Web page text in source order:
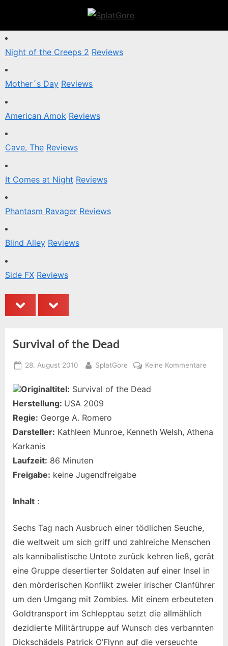
content
Night of the Creeps 2 Reviews
Mother´s Day Reviews
American Amok Reviews
Cave, The Reviews
It Comes at Night Reviews
Phantasm Ravager Reviews
Blind Alley Reviews
Side FX Reviews
prev next
Survival of the Dead
Posted
28. August 2010 By
SplatGore Keine Kommentarezu
Originaltitel: Survival of the Dead
Herstellung: USA 2009
Regie: George A. Romero
Darsteller: Kathleen Munroe, Kenneth Welsh, Athena
Karkanis
Laufzeit: 86 Minuten
Freigabe: keine Jugendfreigabe
Inhalt :
Sechs Tag nach Ausbruch einer tödlichen Seuche,
die weltweit um sich griff und zahlreiche Menschen
als kannibalistische Untote zurück kehren ließ, gerät
eine Gruppe desertierter Soldaten auf einer Insel in
den mörderischen Konflikt zweier irischer Clanführer
um den Umgang mit Zombies. Mit einem erbeuteten
Goldtransport im Schlepptau setzt die allmählich
dezidierte Militärtruppe auf Wunsch des verbannten
Dickschädels Patrick O’Flynn auf die verseuchte